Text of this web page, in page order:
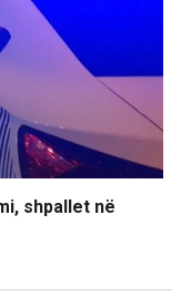
shpallet në